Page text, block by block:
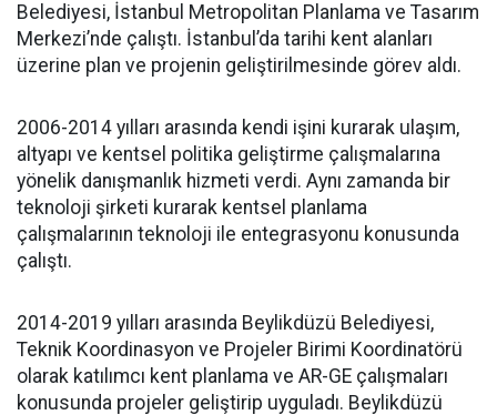
Belediyesi, İstanbul Metropolitan Planlama ve Tasarım
Merkezi’nde çalıştı. İstanbul’da tarihi kent alanları
üzerine plan ve projenin geliştirilmesinde görev aldı.
2006-2014 yılları arasında kendi işini kurarak ulaşım,
altyapı ve kentsel politika geliştirme çalışmalarına
yönelik danışmanlık hizmeti verdi. Aynı zamanda bir
teknoloji şirketi kurarak kentsel planlama
çalışmalarının teknoloji ile entegrasyonu konusunda
çalıştı.
2014-2019 yılları arasında Beylikdüzü Belediyesi,
Teknik Koordinasyon ve Projeler Birimi Koordinatörü
olarak katılımcı kent planlama ve AR-GE çalışmaları
konusunda projeler geliştirip uyguladı. Beylikdüzü